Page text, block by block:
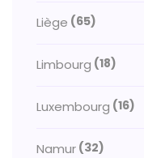
Liège (65)
Limbourg (18)
Luxembourg (16)
Namur (32)